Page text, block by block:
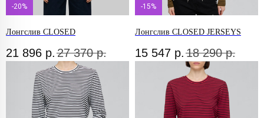
-20%
Лонгслив CLOSED
21 896 р. 27 370 р.
-15%
Лонгслив CLOSED JERSEYS
15 547 р. 18 290 р.